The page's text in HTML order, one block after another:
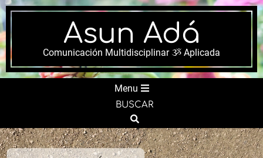
Skip
to
content
Asun Adá
Comunicación Multidisciplinar ૐ Aplicada
Menu
BUSCAR
Search